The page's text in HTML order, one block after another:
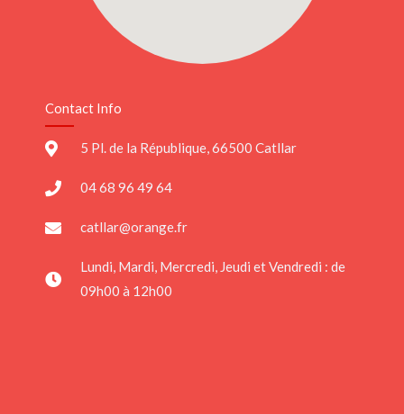
Contact Info
5 Pl. de la République, 66500 Catllar
04 68 96 49 64
catllar@orange.fr
Lundi, Mardi, Mercredi, Jeudi et Vendredi : de
09h00 à 12h00